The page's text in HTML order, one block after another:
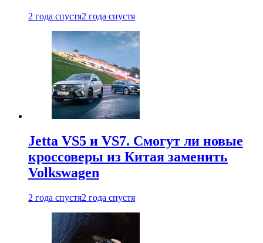
2 года спустя2 года спустя
Jetta VS5 и VS7. Смогут ли новые
кроссоверы из Китая заменить
Volkswagen
2 года спустя2 года спустя